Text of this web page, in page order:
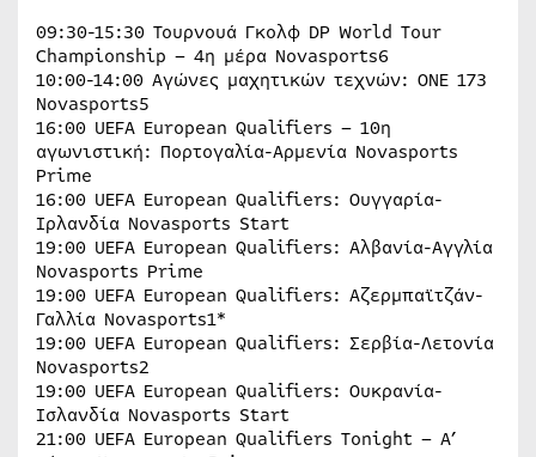
09:30-15:30 Τουρνουά Γκολφ DP World Tour
Championship – 4η μέρα Novasports6
10:00-14:00 Αγώνες μαχητικών τεχνών: ONE 173
Novasports5
16:00 UEFA European Qualifiers – 10η
αγωνιστική: Πορτογαλία-Αρμενία Novasports
Prime
16:00 UEFA European Qualifiers: Ουγγαρία-
Ιρλανδία Novasports Start
19:00 UEFA European Qualifiers: Αλβανία-Αγγλία
Novasports Prime
19:00 UEFA European Qualifiers: Αζερμπαϊτζάν-
Γαλλία Novasports1*
19:00 UEFA European Qualifiers: Σερβία-Λετονία
Novasports2
19:00 UEFA European Qualifiers: Ουκρανία-
Ισλανδία Novasports Start
21:00 UEFA European Qualifiers Tonight – Α’